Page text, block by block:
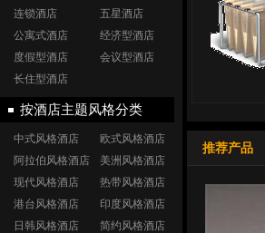
推荐产品
连锁酒店
五星酒店
公寓式酒店
经济型酒店
度假型酒店
会议型酒店
长住型酒店
按酒店主题风格分类
中式风格酒店
欧式风格酒店
阿拉伯风格酒店
美洲风格酒店
现代风格酒店
热带风格酒店
港台风格酒店
印度风格酒店
日韩风格酒店
简约风格酒店